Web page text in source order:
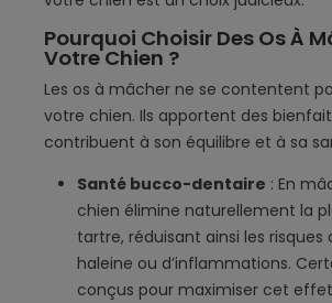
Pourquoi Choisir Des Os À
Votre Chien ?
Les os à mâcher ne se contentent
votre chien. Ils apportent des
contribuent à son équilibre et à sa
Santé bucco-dentaire : En
chien élimine naturellement la
tartre, réduisant ainsi les risques
haleine ou d’inflammations.
conçus pour maximiser cet